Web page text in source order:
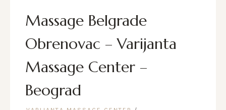
Massage Belgrade
Obrenovac – Varijanta
Massage Center –
Beograd